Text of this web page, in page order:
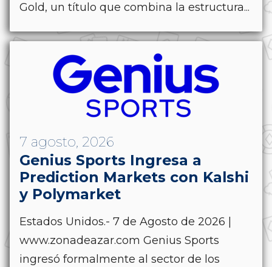
Gold, un título que combina la estructura...
7 agosto, 2026
Genius Sports Ingresa a
Prediction Markets con Kalshi
y Polymarket
Estados Unidos.- 7 de Agosto de 2026 |
www.zonadeazar.com Genius Sports
ingresó formalmente al sector de los